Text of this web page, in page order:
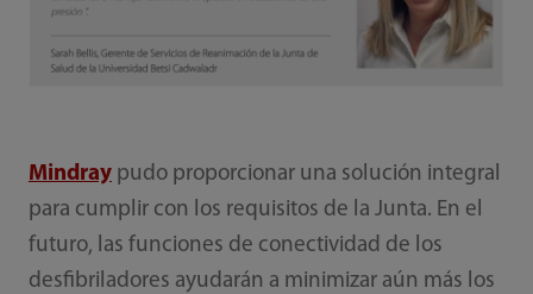
Mindraypudo proporcionar una solución integral
para cumplir con los requisitos de la Junta. En el
futuro, las funciones de conectividad de los
desfibriladores ayudarán a minimizar aún más los